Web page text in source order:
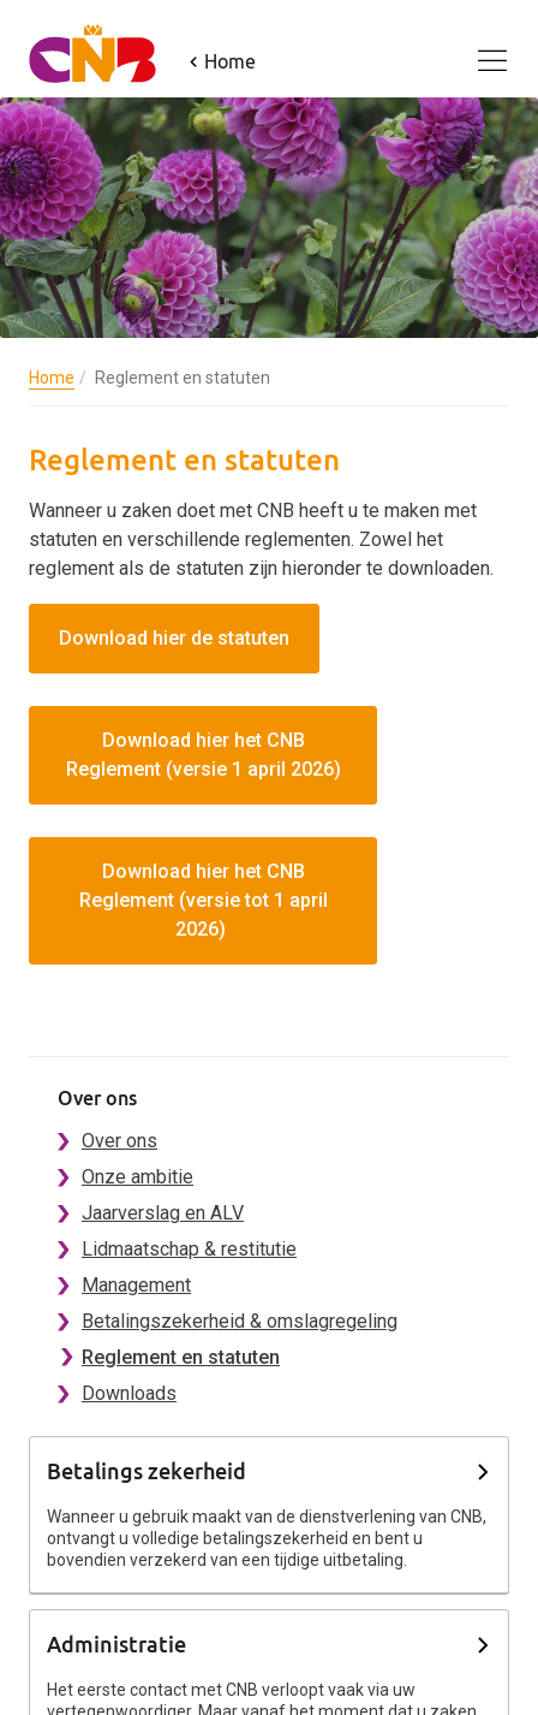
Home
Home Reglement en statuten
Reglement en statuten
Wanneer u zaken doet met CNB heeft u te maken met
statuten en verschillende reglementen. Zowel het
reglement als de statuten zijn hieronder te downloaden.
Download hier de statuten
Download hier het CNB
Reglement (versie 1 april 2026)
Download hier het CNB
Reglement (versie tot 1 april
2026)
Over ons
Over ons
Onze ambitie
Jaarverslag en ALV
Lidmaatschap & restitutie
Management
Betalingszekerheid & omslagregeling
Reglement en statuten
Downloads
Betalings zekerheid
Wanneer u gebruik maakt van de dienstverlening van CNB,
ontvangt u volledige betalingszekerheid en bent u
bovendien verzekerd van een tijdige uitbetaling.
Administratie
Het eerste contact met CNB verloopt vaak via uw